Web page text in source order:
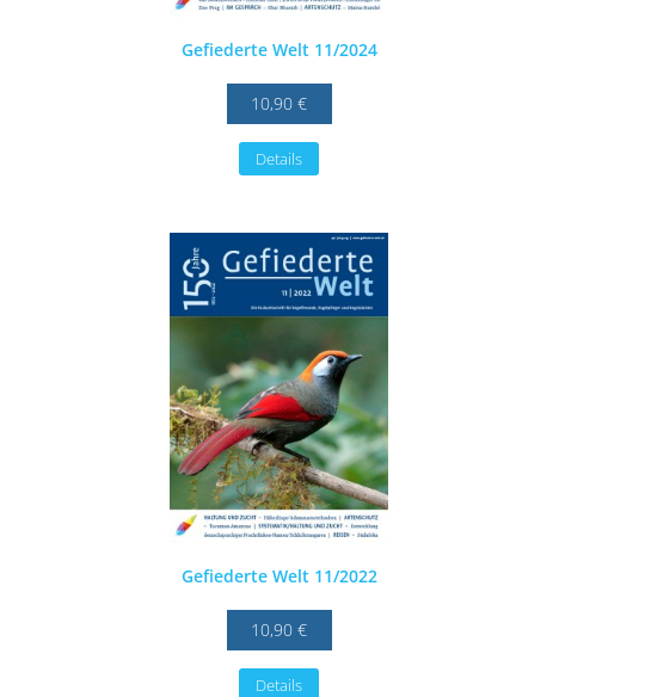
Gefiederte Welt 11/2024
10,90 €
Details
Gefiederte Welt 11/2022
10,90 €
Details